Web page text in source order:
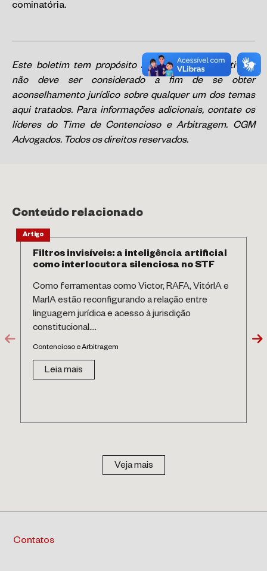
cominatória.
Este boletim tem propósito meramente informativo e
não deve ser considerado a fim de se obter
aconselhamento jurídico sobre qualquer um dos temas
aqui tratados. Para informações adicionais, contate os
líderes do Time de Contencioso e Arbitragem. CGM
Advogados. Todos os direitos reservados.
Conteúdo relacionado
Artigo
Filtros invisíveis: a inteligência artificial
como interlocutora silenciosa no STF
Como ferramentas como Victor, RAFA, VitórIA e
MarIA estão reconfigurando a relação entre
linguagem jurídica e acesso à jurisdição
constitucional....
Contencioso e Arbitragem
Leia mais
Veja mais
Contatos